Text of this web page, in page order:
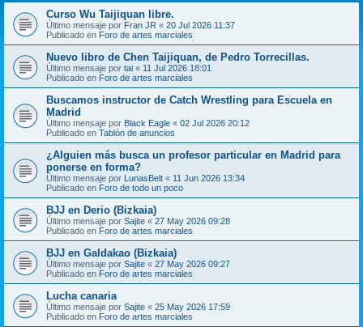
Curso Wu Taijiquan libre.
Último mensaje por Fran JR « 20 Jul 2026 11:37
Publicado en Foro de artes marciales
Nuevo libro de Chen Taijiquan, de Pedro Torrecillas.
Último mensaje por tai « 11 Jul 2026 18:01
Publicado en Foro de artes marciales
Buscamos instructor de Catch Wrestling para Escuela en
Madrid
Último mensaje por Black Eagle « 02 Jul 2026 20:12
Publicado en Tablón de anuncios
¿Alguien más busca un profesor particular en Madrid para
ponerse en forma?
Último mensaje por LunasBelt « 11 Jun 2026 13:34
Publicado en Foro de todo un poco
BJJ en Derio (Bizkaia)
Último mensaje por Sajite « 27 May 2026 09:28
Publicado en Foro de artes marciales
BJJ en Galdakao (Bizkaia)
Último mensaje por Sajite « 27 May 2026 09:27
Publicado en Foro de artes marciales
Lucha canaria
Último mensaje por Sajite « 25 May 2026 17:59
Publicado en Foro de artes marciales